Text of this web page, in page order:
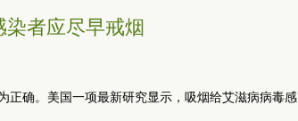
染者应尽早戒烟
正确。美国一项最新研究显示，吸烟给艾滋病病毒感